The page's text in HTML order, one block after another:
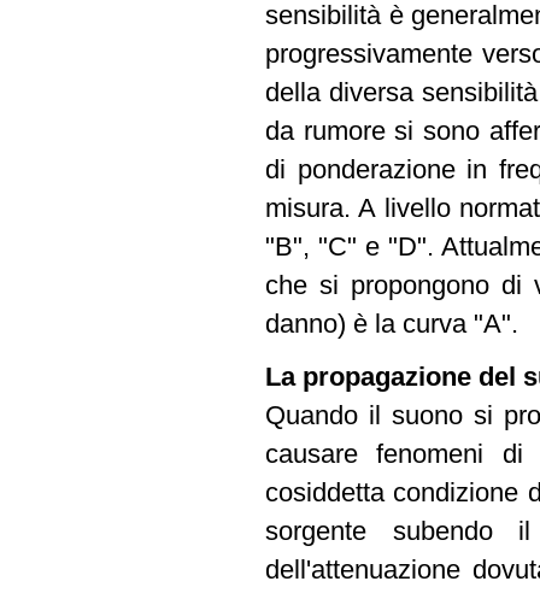
sensibilità è
progressivamente
della diversa
da rumore si sono
di ponderazione in
misura. A livello
"B", "C" e "D".
che si propongono di
danno) è la curva "A".
La propagazione del
Quando il suono si
causare fenomeni
cosiddetta condizione
sorgente subendo
dell'attenuazione